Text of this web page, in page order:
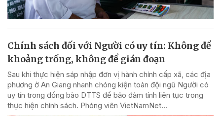
Chính sách đối với Người có uy tín: Không để
khoảng trống, không để gián đoạn
Sau khi thực hiện sáp nhập đơn vị hành chính cấp xã, các địa
phương ở An Giang nhanh chóng kiện toàn đội ngũ Người có
uy tín trong đồng bào DTTS để bảo đảm tính liên tục trong
thực hiện chính sách. Phóng viên VietNamNet...